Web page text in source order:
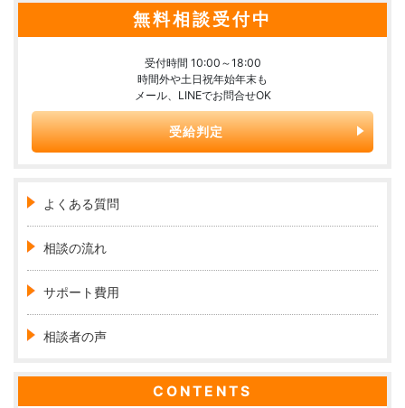
無料相談受付中
受付時間 10:00～18:00
時間外や土日祝年始年末も
メール、LINEでお問合せOK
受給判定
よくある質問
相談の流れ
サポート費用
相談者の声
CONTENTS